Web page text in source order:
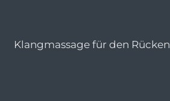
Klangmassage für den Rücken